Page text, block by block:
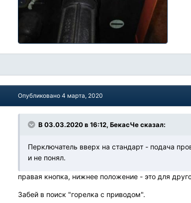
Опубликовано4 марта, 2020
В 03.03.2020 в 16:12, БекасЧе сказал:
Перключатель вверх на стандарт - подача
и не понял.
правая кнопка, нижнее положение - это для
Забей в поиск "горелка с приводом".